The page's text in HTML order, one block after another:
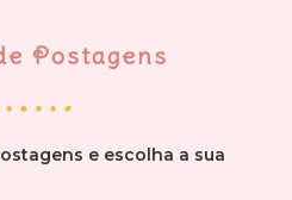
Postagens
e escolha a sua